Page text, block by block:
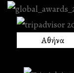
Αθήνα